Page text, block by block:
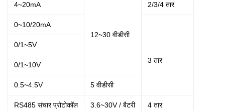
4~20mA
12~30 वीडीसी
2/3/4 तार
0~10/20mA
3 तार
0/1~5V
0/1~10V
0.5~4.5V 5 वीडीसी
RS485 संचार प्रोटोकॉल 3.6~30V / बैटरी 4 तार